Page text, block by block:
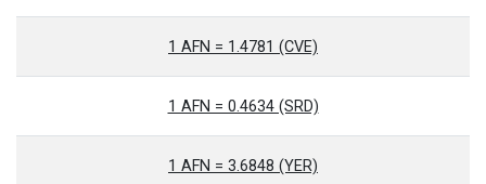
1 AFN = 1.4781 (CVE)
1 AFN = 0.4634 (SRD)
1 AFN = 3.6848 (YER)